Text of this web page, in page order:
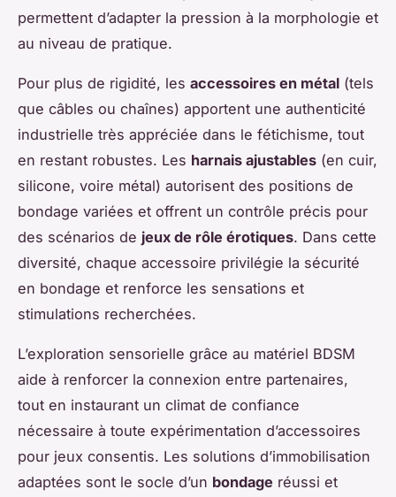
permettent d’adapter la pression à la morphologie et
au niveau de pratique.
Pour plus de rigidité, les accessoires en métal (tels
que câbles ou chaînes) apportent une authenticité
industrielle très appréciée dans le fétichisme, tout
en restant robustes. Les harnais ajustables (en cuir,
silicone, voire métal) autorisent des positions de
bondage variées et offrent un contrôle précis pour
des scénarios de jeux de rôle érotiques. Dans cette
diversité, chaque accessoire privilégie la sécurité
en bondage et renforce les sensations et
stimulations recherchées.
L’exploration sensorielle grâce au matériel BDSM
aide à renforcer la connexion entre partenaires,
tout en instaurant un climat de confiance
nécessaire à toute expérimentation d’accessoires
pour jeux consentis. Les solutions d’immobilisation
adaptées sont le socle d’un bondage réussi et